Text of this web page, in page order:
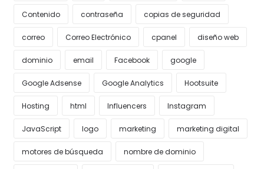
Contenido contraseña copias de seguridad
correo Correo Electrónico cpanel diseño web
dominio email Facebook google
Google Adsense Google Analytics Hootsuite
Hosting html Influencers Instagram
JavaScript logo marketing marketing digital
motores de búsqueda nombre de dominio